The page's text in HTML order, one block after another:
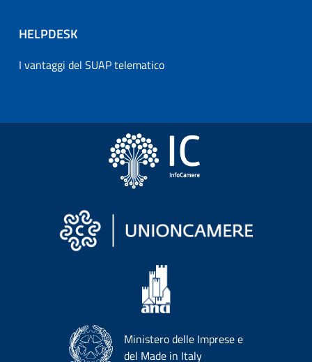
HELPDESK
I vantaggi del SUAP telematico
Ministero delle Imprese e
del Made in Italy